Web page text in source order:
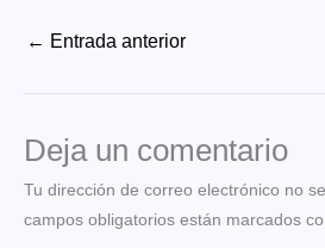
← Entrada anterior
Deja un comentario
Tu dirección de correo electrónico no
campos obligatorios están marcados